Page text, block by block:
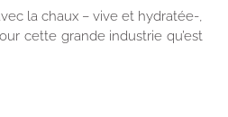
la chaux – vive et hydratée-,
cette grande industrie qu’est